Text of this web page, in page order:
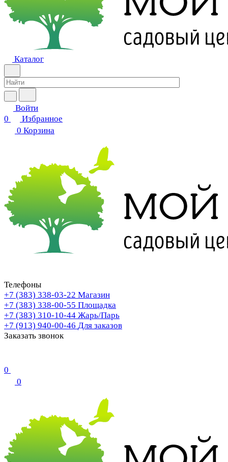
Каталог
Войти
0
Избранное
0 Корзина
Телефоны
+7 (383) 338-03-22 Магазин
+7 (383) 338-00-55 Площадка
+7 (383) 310-10-44 Жарь/Парь
+7 (913) 940-00-46 Для заказов
Заказать звонок
0
0